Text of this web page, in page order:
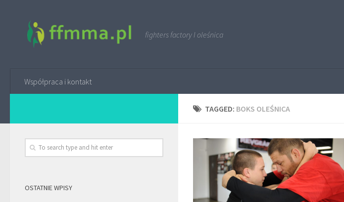
fighters factory I oleśnica
Współpraca i kontakt
TAGGED: BOKS OLEŚNICA
OSTATNIE WPISY